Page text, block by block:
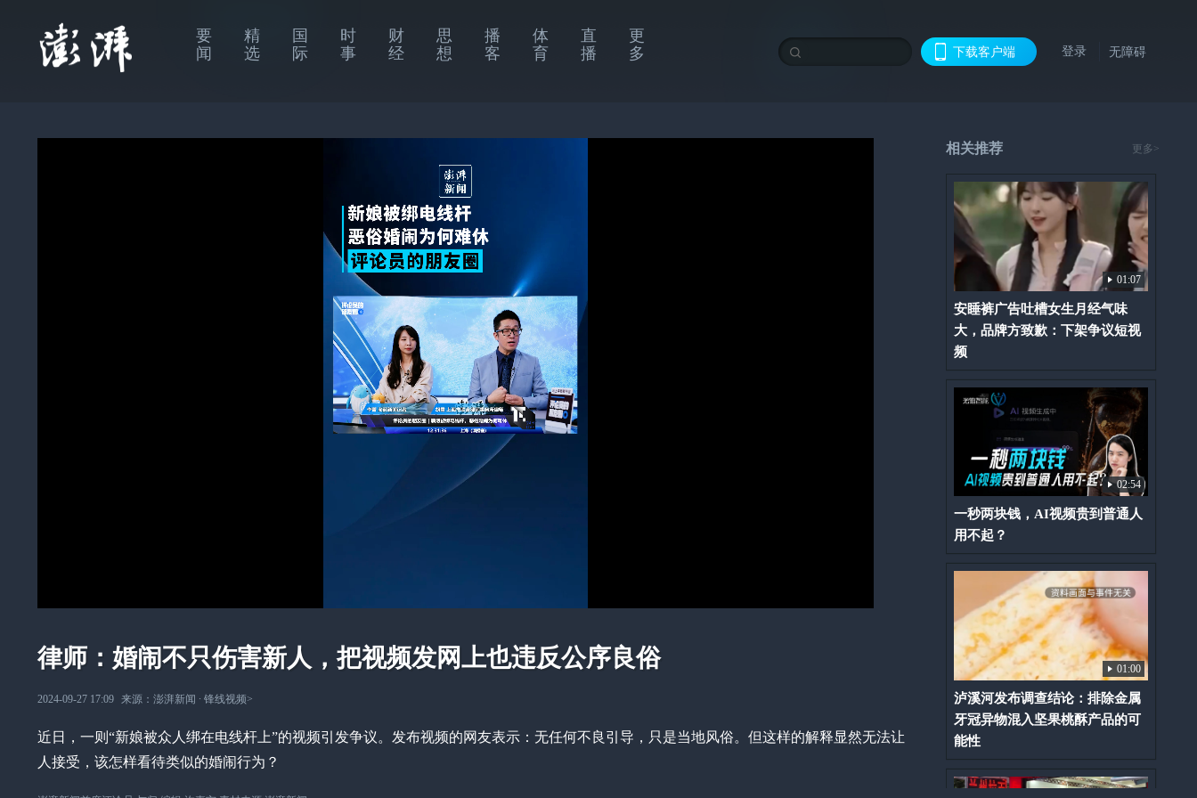
要
闻
精
选
国
际
时
事
财
经
思
想
播
客
体
育
直
播
更
多
下载客户端 登录 无障碍
律师：婚闹不只伤害新人，把视频发网上也违反公序良俗
2024-09-27 17:09 来源： 澎湃新闻 ∙ 锋线视频>
近日，一则“新娘被众人绑在电线杆上”的视频引发争议。发布视频的网友表示：无任何不良引导，只是当地风俗。但这样的解释显然无法让
人接受，该怎样看待类似的婚闹行为？
相关推荐 更多>
01:07
安睡裤广告吐槽女生月经气味
大，品牌方致歉：下架争议短视
频
02:54
一秒两块钱，AI视频贵到普通人
用不起？
01:00
泸溪河发布调查结论：排除金属
牙冠异物混入坚果桃酥产品的可
能性